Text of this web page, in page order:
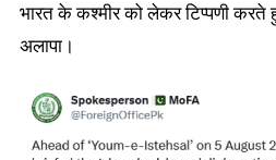
भारत के कश्मीर को लेकर टिप्पणी करते
अलापा।